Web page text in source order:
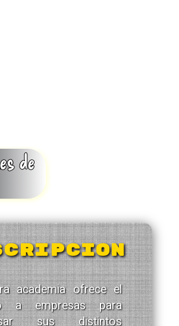
de
academia ofrece el
a empresas para
sus distintos